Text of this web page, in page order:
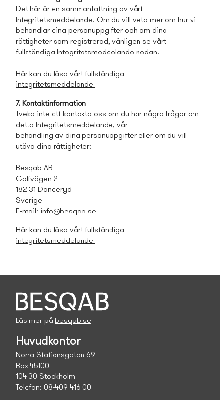
Det här är en samman­fattning av vårt
Integritetsmeddelande. Om du vill veta mer om hur vi
behandlar dina personuppgifter och om dina
rättigheter som registrerad, vänligen se vårt
fullständiga Integritetsmeddelande nedan.
Här kan du läsa vårt fullständiga
integritetsmeddelande
7. Kontaktinformation
Tveka inte att kontakta oss om du har några frågor om
detta Integritetsmeddelande, vår
behandling av dina personuppgifter eller om du vill
utöva dina rättigheter:
Besqab AB
Golfvägen 2
182 31 Danderyd
Sverige
E-mail: info@besqab.se
Här kan du läsa vårt fullständiga
integritetsmeddelande
Läs mer på besqab.se
Huvudkontor
Norra Stationsgatan 69
Box 45100
104 30 Stockholm
Telefon: 08-409 416 00